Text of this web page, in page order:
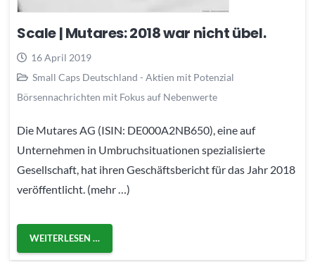
Scale | Mutares: 2018 war nicht übel.
16 April 2019
Small Caps Deutschland - Aktien mit Potenzial
Börsennachrichten mit Fokus auf Nebenwerte
Die Mutares AG (ISIN: DE000A2NB650), eine auf
Unternehmen in Umbruchsituationen spezialisierte
Gesellschaft, hat ihren Geschäftsbericht für das Jahr 2018
veröffentlicht. (mehr …)
WEITERLESEN …